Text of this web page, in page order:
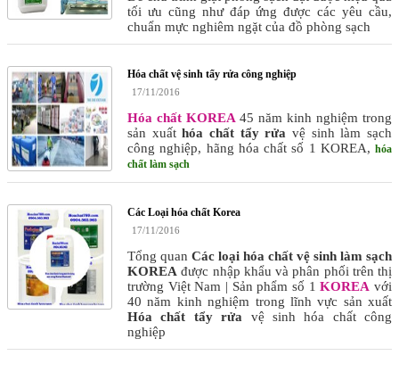
tối ưu cũng như đáp ứng được các yêu cầu,
chuẩn mực nghiêm ngặt của đồ phòng sạch
Hóa chất vệ sinh tẩy rửa công nghiệp
17/11/2016
Hóa chất KOREA 45 năm kinh nghiệm trong
sản xuấthóa chất tẩy rửa vệ sinh làm sạch
công nghiệp, hãng hóa chất số 1 KOREA, hóa
chất làm sạch
Các Loại hóa chất Korea
17/11/2016
Tổng quan Các loại hóa chất vệ sinh làm sạch
KOREA được nhập khẩu và phân phối trên thị
trường Việt Nam | Sản phẩm số 1KOREA với
40 năm kinh nghiệm trong lĩnh vực sản xuất
Hóa chất tẩy rửa vệ sinh hóa chất công
nghiệp